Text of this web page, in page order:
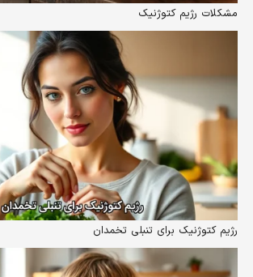
مشکلات رژیم کتوژنیک
رژیم کتوژنیک برای تنبلی تخمدان